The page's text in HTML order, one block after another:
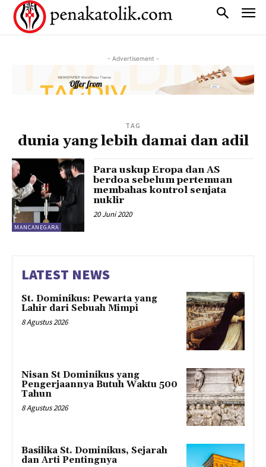
- Advertisement -
TAG
dunia yang lebih damai dan adil
MANCANEGARA
Para uskup Eropa dan AS
berdoa sebelum pertemuan
membahas kontrol senjata
nuklir
20 Juni 2020
LATEST NEWS
St. Dominikus: Pewarta yang
Lahir dari Sebuah Mimpi
8 Agustus 2026
Nisan St Dominikus yang
Pengerjaannya Butuh Waktu 500
Tahun
8 Agustus 2026
Basilika St. Dominikus, Sejarah
dan Arti Pentingnya